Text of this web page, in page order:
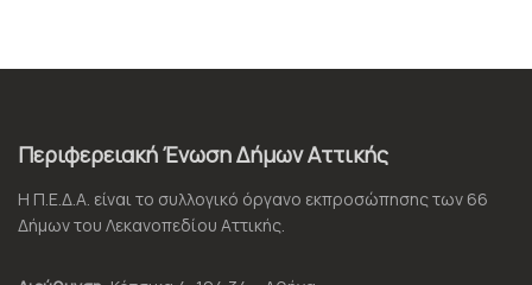
Περιφερειακή Ένωση Δήμων Αττικής
Η Π.Ε.Δ.Α. είναι το συλλογικό όργανο εκπροσώπησης των 66
Δήμων του Λεκανοπεδίου Αττικής.